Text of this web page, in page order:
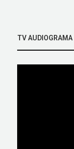
TV AUDIOGRAMA